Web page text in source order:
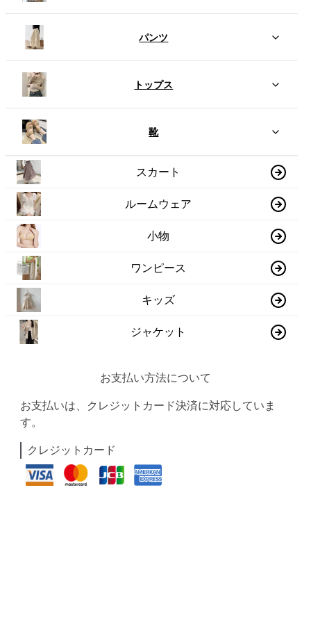
パンツ
トップス
靴
スカート
ルームウェア
小物
ワンピース
キッズ
ジャケット
お支払い方法について
お支払いは、クレジットカード決済に対応していま
す。
クレジットカード